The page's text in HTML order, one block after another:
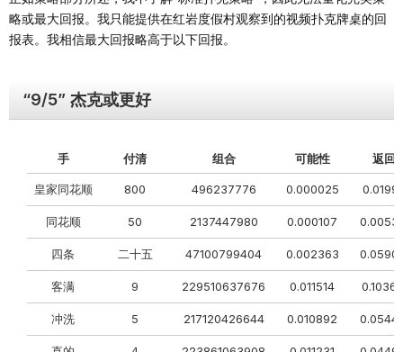
略或最大回报。我只能提供在红岩度假村观察到的视频扑克牌桌的回
报表。我相信最大回报略高于以下回报。
“9/5” 杰克或更好
手 付清 组合 可能性 返回
皇家同花顺 800 496237776 0.000025
同花顺 50 2137447980 0.000107
四条 二十五 47100799404 0.002363
客满 9 229510637676 0.011514
冲洗 5 217120426644 0.010892